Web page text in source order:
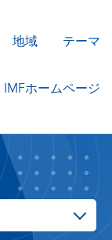
地域 テーマ
IMFホームページ